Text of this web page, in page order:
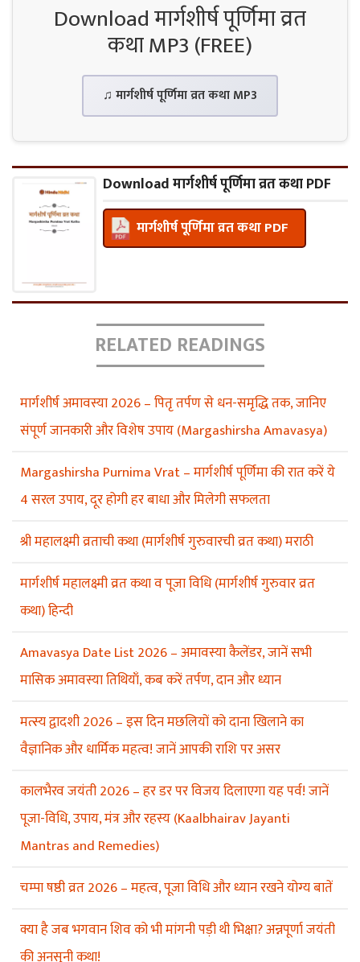
Download मार्गशीर्ष पूर्णिमा व्रत
कथा MP3 (FREE)
♫ मार्गशीर्ष पूर्णिमा व्रत कथा MP3
Download मार्गशीर्ष पूर्णिमा व्रत कथा PDF
मार्गशीर्ष पूर्णिमा व्रत कथा PDF
RELATED READINGS
मार्गशीर्ष अमावस्या 2026 – पितृ तर्पण से धन-समृद्धि तक, जानिए
संपूर्ण जानकारी और विशेष उपाय (Margashirsha Amavasya)
Margashirsha Purnima Vrat – मार्गशीर्ष पूर्णिमा की रात करें ये
4 सरल उपाय, दूर होगी हर बाधा और मिलेगी सफलता
श्री महालक्ष्मी व्रताची कथा (मार्गशीर्ष गुरुवारची व्रत कथा) मराठी
मार्गशीर्ष महालक्ष्मी व्रत कथा व पूजा विधि (मार्गशीर्ष गुरुवार व्रत
कथा) हिन्दी
Amavasya Date List 2026 – अमावस्या कैलेंडर, जानें सभी
मासिक अमावस्या तिथियाँ, कब करें तर्पण, दान और ध्यान
मत्स्य द्वादशी 2026 – इस दिन मछलियों को दाना खिलाने का
वैज्ञानिक और धार्मिक महत्व! जानें आपकी राशि पर असर
कालभैरव जयंती 2026 – हर डर पर विजय दिलाएगा यह पर्व! जानें
पूजा-विधि, उपाय, मंत्र और रहस्य (Kaalbhairav Jayanti
Mantras and Remedies)
चम्पा षष्ठी व्रत 2026 – महत्व, पूजा विधि और ध्यान रखने योग्य बातें
क्या है जब भगवान शिव को भी मांगनी पड़ी थी भिक्षा? अन्नपूर्णा जयंती
की अनसुनी कथा!